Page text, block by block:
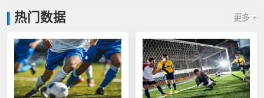
热门数据 更多 +